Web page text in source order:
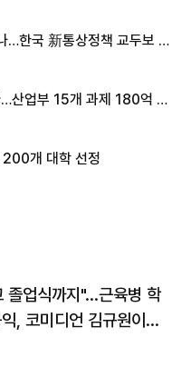
…한국 新통상정책 교두보 활
산업부 15개 과제 180억 지
200개 대학 선정
졸업식까지"…근육병 학
, 코미디언 김규원이었